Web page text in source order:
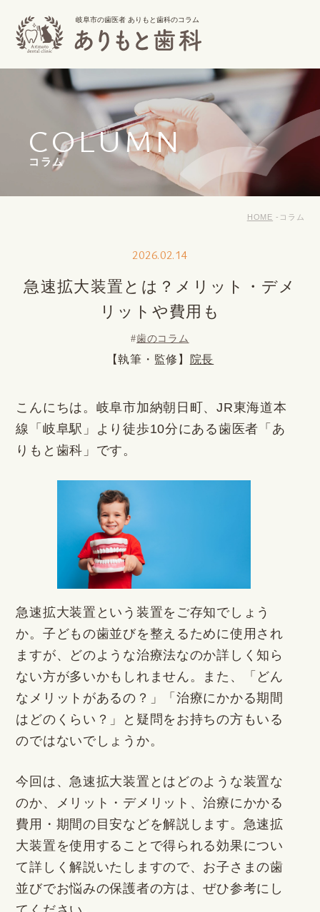
岐阜市の歯医者 ありもと歯科のコラム
COLUMN
コラム
HOME コラム
2026.02.14
急速拡大装置とは？メリット・デメ
リットや費用も
#歯のコラム
【執筆・監修】 院長
こんにちは。岐阜市加納朝日町、JR東海道本
線「岐阜駅」より徒歩10分にある歯医者「あ
りもと歯科」です。
急速拡大装置という装置をご存知でしょう
か。子どもの歯並びを整えるために使用され
ますが、どのような治療法なのか詳しく知ら
ない方が多いかもしれません。また、「どん
なメリットがあるの？」「治療にかかる期間
はどのくらい？」と疑問をお持ちの方もいる
のではないでしょうか。
今回は、急速拡大装置とはどのような装置な
のか、メリット・デメリット、治療にかかる
費用・期間の目安などを解説します。急速拡
大装置を使用することで得られる効果につい
て詳しく解説いたしますので、お子さまの歯
並びでお悩みの保護者の方は、ぜひ参考にし